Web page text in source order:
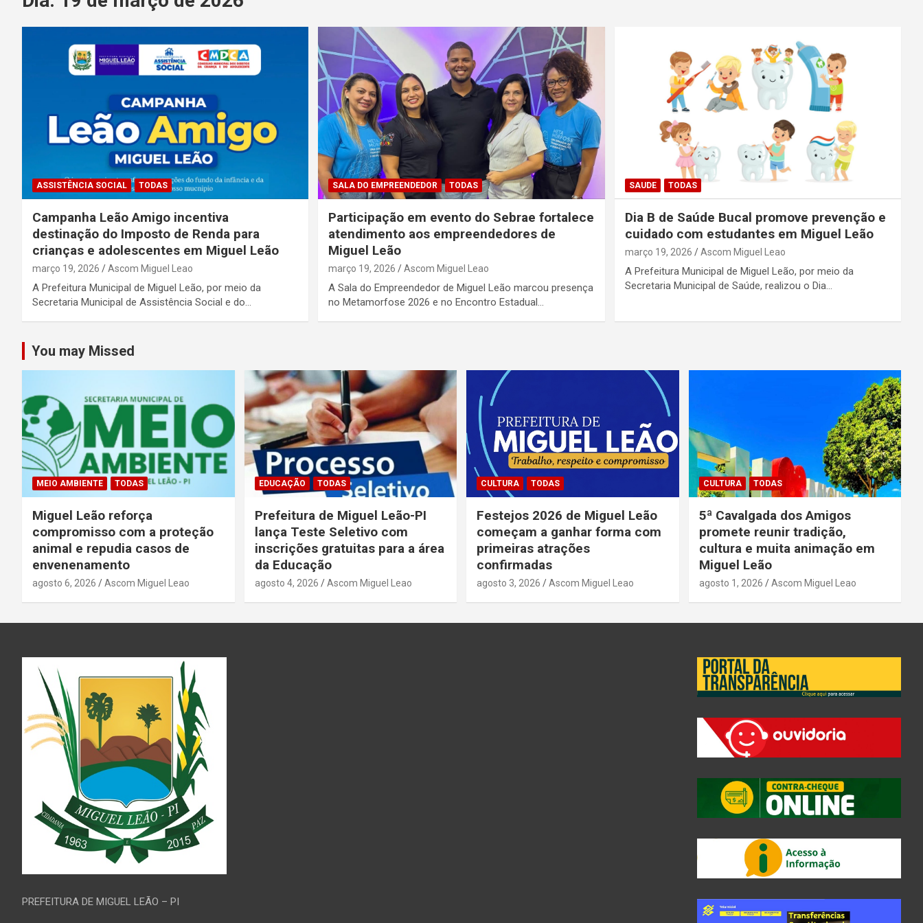
ASSISTÊNCIA SOCIAL TODAS
Campanha Leão Amigo incentiva
destinação do Imposto de Renda para
crianças e adolescentes em Miguel Leão
março 19, 2026 Ascom Miguel Leao
A Prefeitura Municipal de Miguel Leão, por meio da
Secretaria Municipal de Assistência Social e do…
SALA DO EMPREENDEDOR TODAS
Participação em evento do Sebrae fortalece
atendimento aos empreendedores de
Miguel Leão
março 19, 2026 Ascom Miguel Leao
A Sala do Empreendedor de Miguel Leão marcou presença
no Metamorfose 2026 e no Encontro Estadual…
SAUDE TODAS
Dia B de Saúde Bucal promove prevenção e
cuidado com estudantes em Miguel Leão
março 19, 2026 Ascom Miguel Leao
A Prefeitura Municipal de Miguel Leão, por meio da
Secretaria Municipal de Saúde, realizou o Dia…
You may Missed
MEIO AMBIENTE TODAS
Miguel Leão reforça
compromisso com a proteção
animal e repudia casos de
envenenamento
agosto 6, 2026 Ascom Miguel Leao
EDUCAÇÃO TODAS
Prefeitura de Miguel Leão-PI
lança Teste Seletivo com
inscrições gratuitas para a área
da Educação
agosto 4, 2026 Ascom Miguel Leao
CULTURA TODAS
Festejos 2026 de Miguel Leão
começam a ganhar forma com
primeiras atrações
confirmadas
agosto 3, 2026 Ascom Miguel Leao
CULTURA TODAS
5ª Cavalgada dos Amigos
promete reunir tradição,
cultura e muita animação em
Miguel Leão
agosto 1, 2026 Ascom Miguel Leao
PREFEITURA DE MIGUEL LEÃO – PI